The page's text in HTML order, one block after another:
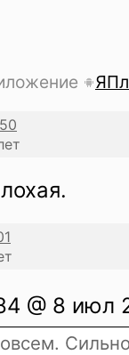
@ 8 июл